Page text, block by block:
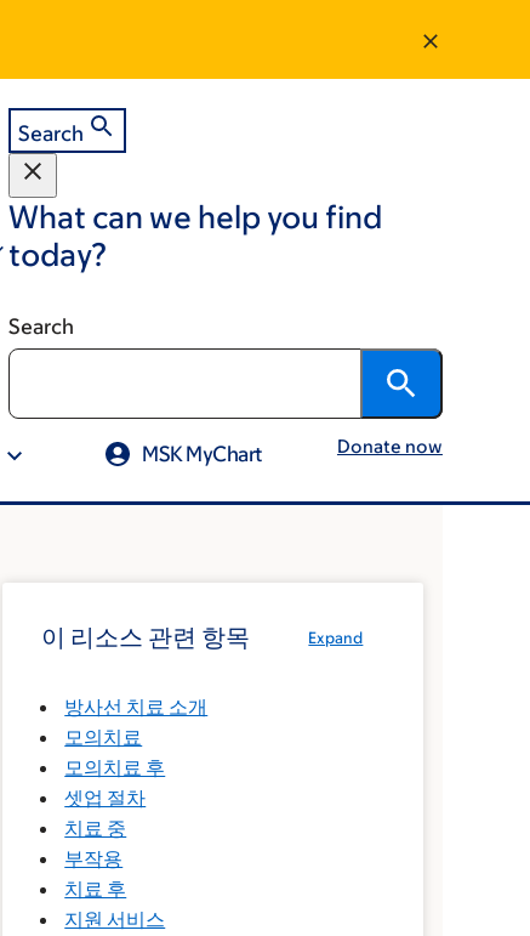
Search
What can we help you find
today?
Search
MSK MyChart Donate now
Expand
이 리소스 관련 항목
방사선 치료 소개
모의치료
모의치료 후
셋업 절차
치료 중
부작용
치료 후
지원 서비스